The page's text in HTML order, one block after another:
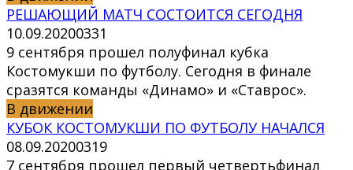
РЕШАЮЩИЙ МАТЧ СОСТОИТСЯ СЕГОДНЯ
10.09.20200331
9 сентября прошел полуфинал кубка
Костомукши по футболу. Сегодня в финале
сразятся команды «Динамо» и «Ставрос».
В движении
КУБОК КОСТОМУКШИ ПО ФУТБОЛУ НАЧАЛСЯ
08.09.20200319
7 сентября прошел первый четвертьфинал